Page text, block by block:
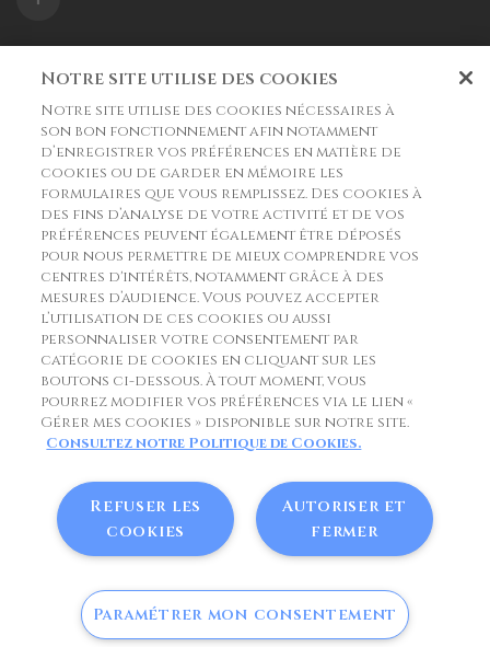
0
La Boutique
Fromagerie Matocq
Route du Col de Soulor 3 chemin de Grabot
64800 Asson
France
commande@matocq.fr
www.matocq.fr
33 (0)5 59 71 40 03
Copyright © Matocq. Tous droits réservés.
Politique des données personnelles
Politique de cookies
Notre site utilise des cookies
Notre site utilise des cookies nécessaires à
son bon fonctionnement afin notamment
d’enregistrer vos préférences en matière de
cookies ou de garder en mémoire les
formulaires que vous remplissez. Des cookies à
des fins d’analyse de votre activité et de vos
préférences peuvent également être déposés
pour nous permettre de mieux comprendre vos
centres d'intérêts, notamment grâce à des
mesures d’audience. Vous pouvez accepter
l’utilisation de ces cookies ou aussi
personnaliser votre consentement par
catégorie de cookies en cliquant sur les
boutons ci-dessous. À tout moment, vous
pourrez modifier vos préférences via le lien «
Gérer mes cookies » disponible sur notre site.
Consultez notre Politique de Cookies.
Autoriser et
fermer
Refuser les
cookies
Paramétrer mon consentement